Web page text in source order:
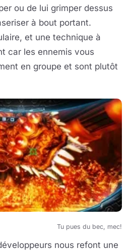
ou de lui grimper dessus
à bout portant.
et une technique à
car les ennemis vous
en groupe et sont plutôt
Tu pues du bec, mec!
nous refont une